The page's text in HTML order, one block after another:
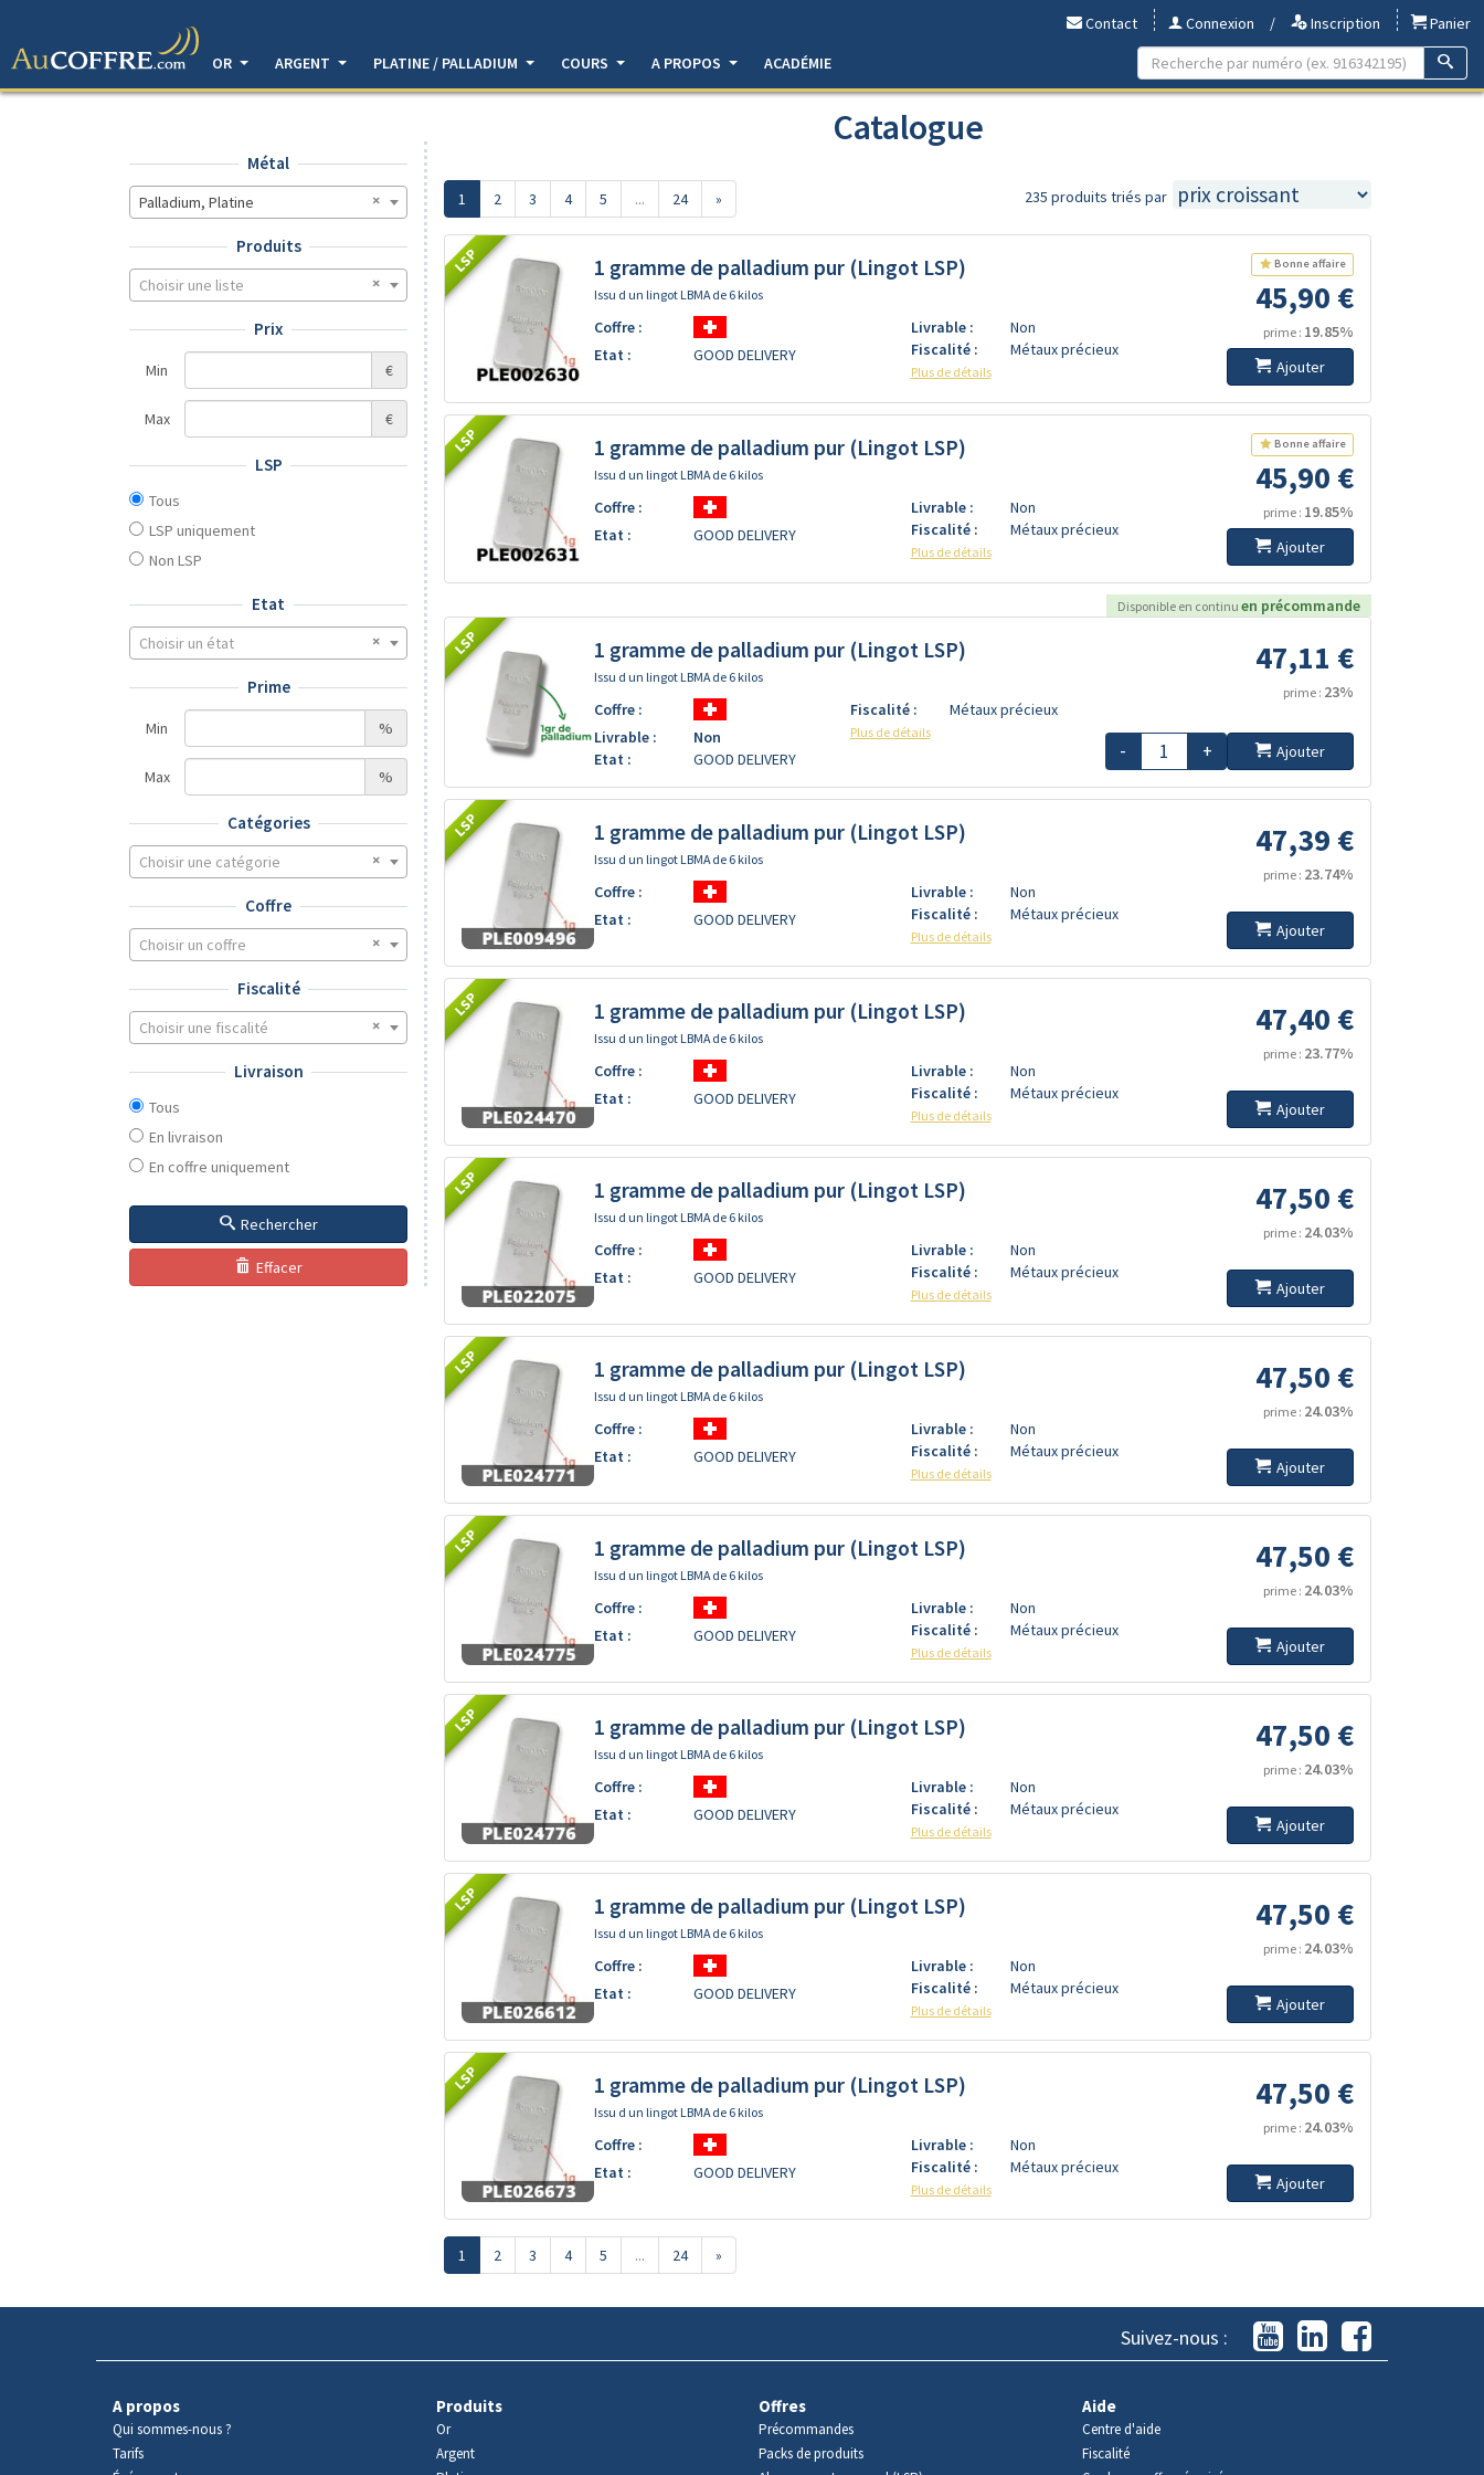
Contact Connexion / Inscription
Panier
OR
ARGENT PLATINE / PALLADIUM COURS A PROPOS ACADÉMIE
Métal
Palladium, Platine
Produits
Choisir une liste
Prix
Min €
Max €
LSP
Tous
LSP uniquement
Non LSP
Etat
Choisir un état
Prime
Min %
Max %
Catégories
Choisir une catégorie
Coffre
Choisir un coffre
Fiscalité
Choisir une fiscalité
Livraison
Tous
En livraison
En coffre uniquement
Rechercher
Effacer
Catalogue
1 2 3 4 5 ... 24 » 235 produits triés par
LSP 1 gramme de palladium pur (Lingot LSP)
Issu d un lingot LBMA de 6 kilos
Coffre :
Etat :
GOOD DELIVERY
Livrable :
Non
Fiscalité :
Métaux précieux
Plus de détails
Bonne affaire
45,90 €
prime : 19.85%
Ajouter
LSP 1 gramme de palladium pur (Lingot LSP)
Issu d un lingot LBMA de 6 kilos
Coffre :
Etat :
GOOD DELIVERY
Livrable :
Non
Fiscalité :
Métaux précieux
Plus de détails
Bonne affaire
45,90 €
prime : 19.85%
Ajouter
Disponible en continu en précommande
LSP 1 gramme de palladium pur (Lingot LSP)
Issu d un lingot LBMA de 6 kilos
Coffre :
Livrable :
Non
Etat :
GOOD DELIVERY
Fiscalité : Métaux précieux
Plus de détails
47,11 €
prime : 23%
- + Ajouter
LSP 1 gramme de palladium pur (Lingot LSP)
Issu d un lingot LBMA de 6 kilos
Coffre :
Etat :
GOOD DELIVERY
Livrable :
Non
Fiscalité :
Métaux précieux
Plus de détails
47,39 €
prime : 23.74%
Ajouter
LSP 1 gramme de palladium pur (Lingot LSP)
Issu d un lingot LBMA de 6 kilos
Coffre :
Etat :
GOOD DELIVERY
Livrable :
Non
Fiscalité :
Métaux précieux
Plus de détails
47,40 €
prime : 23.77%
Ajouter
LSP 1 gramme de palladium pur (Lingot LSP)
Issu d un lingot LBMA de 6 kilos
Coffre :
Etat :
GOOD DELIVERY
Livrable :
Non
Fiscalité :
Métaux précieux
Plus de détails
47,50 €
prime : 24.03%
Ajouter
LSP 1 gramme de palladium pur (Lingot LSP)
Issu d un lingot LBMA de 6 kilos
Coffre :
Etat :
GOOD DELIVERY
Livrable :
Non
Fiscalité :
Métaux précieux
Plus de détails
47,50 €
prime : 24.03%
Ajouter
LSP 1 gramme de palladium pur (Lingot LSP)
Issu d un lingot LBMA de 6 kilos
Coffre :
Etat :
GOOD DELIVERY
Livrable :
Non
Fiscalité :
Métaux précieux
Plus de détails
47,50 €
prime : 24.03%
Ajouter
LSP 1 gramme de palladium pur (Lingot LSP)
Issu d un lingot LBMA de 6 kilos
Coffre :
Etat :
GOOD DELIVERY
Livrable :
Non
Fiscalité :
Métaux précieux
Plus de détails
47,50 €
prime : 24.03%
Ajouter
LSP 1 gramme de palladium pur (Lingot LSP)
Issu d un lingot LBMA de 6 kilos
Coffre :
Etat :
GOOD DELIVERY
Livrable :
Non
Fiscalité :
Métaux précieux
Plus de détails
47,50 €
prime : 24.03%
Ajouter
LSP 1 gramme de palladium pur (Lingot LSP)
Issu d un lingot LBMA de 6 kilos
Coffre :
Etat :
GOOD DELIVERY
Livrable :
Non
Fiscalité :
Métaux précieux
Plus de détails
47,50 €
prime : 24.03%
Ajouter
1 2 3 4 5 ... 24 »
Suivez-nous :
A propos
Qui sommes-nous ?
Tarifs
Produits
Or
Argent
Offres
Précommandes
Packs de produits
Aide
Centre d'aide
Fiscalité